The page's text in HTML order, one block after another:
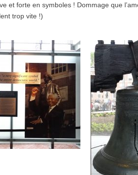
et forte en symboles ! Dommage que
trop vite !)